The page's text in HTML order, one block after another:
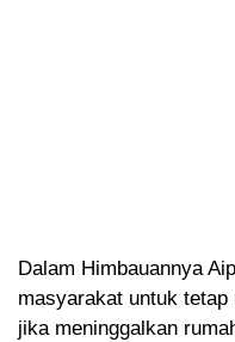
Dalam Himbauannya
masyarakat untuk
jika meninggalkan